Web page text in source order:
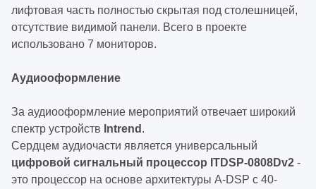
лифтовая часть полностью скрытая под столешницей,
отсутствие видимой панели. Всего в проекте
использовано 7 мониторов.
Аудиооформление
За аудиооформление мероприятий отвечает широкий
спектр устройств Intrend .
Сердцем аудиочасти является универсальный
цифровой сигнальный процессор ITDSP-0808Dv2 -
это процессор на основе архитектуры A-DSP с 40-